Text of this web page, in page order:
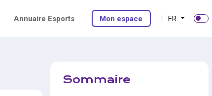
Annuaire Esports Mon espace FR
Sommaire